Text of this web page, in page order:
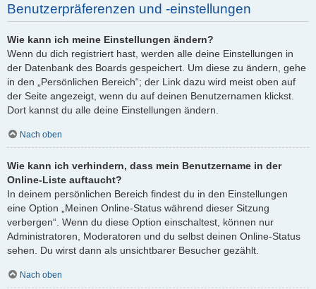
Benutzerpräferenzen und -einstellungen
Wie kann ich meine Einstellungen ändern?
Wenn du dich registriert hast, werden alle deine Einstellungen in
der Datenbank des Boards gespeichert. Um diese zu ändern, gehe
in den „Persönlichen Bereich“; der Link dazu wird meist oben auf
der Seite angezeigt, wenn du auf deinen Benutzernamen klickst.
Dort kannst du alle deine Einstellungen ändern.
Nach oben
Wie kann ich verhindern, dass mein Benutzername in der
Online-Liste auftaucht?
In deinem persönlichen Bereich findest du in den Einstellungen
eine Option „Meinen Online-Status während dieser Sitzung
verbergen“. Wenn du diese Option einschaltest, können nur
Administratoren, Moderatoren und du selbst deinen Online-Status
sehen. Du wirst dann als unsichtbarer Besucher gezählt.
Nach oben